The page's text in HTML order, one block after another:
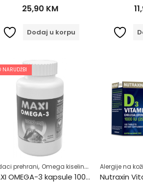
25,90 KM
Dodaj u korpu
NARUDŽBI
prehrani, Omega kiseline , Zdrav život
MAXI OMEGA-3 kapsule 100 kom
Alergije na koži